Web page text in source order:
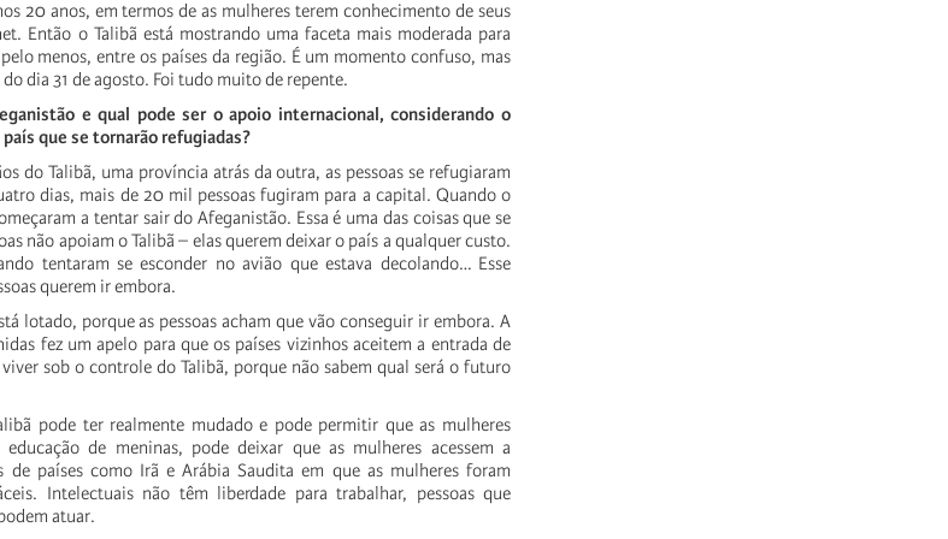
20 anos, em termos de as mulheres terem conhecimento de seus
Então o Talibã está mostrando uma faceta mais moderada para
menos, entre os países da região. É um momento confuso, mas
dia 31 de agosto. Foi tudo muito de repente.
e qual pode ser o apoio internacional, considerando o
que se tornarão refugiadas?
do Talibã, uma província atrás da outra, as pessoas se refugiaram
dias, mais de 20 mil pessoas fugiram para a capital. Quando o
a tentar sair do Afeganistão. Essa é uma das coisas que se
não apoiam o Talibã – elas querem deixar o país a qualquer custo.
tentaram se esconder no avião que estava decolando… Esse
querem ir embora.
lotado, porque as pessoas acham que vão conseguir ir embora. A
fez um apelo para que os países vizinhos aceitem a entrada de
sob o controle do Talibã, porque não sabem qual será o futuro
pode ter realmente mudado e pode permitir que as mulheres
de meninas, pode deixar que as mulheres acessem a
de países como Irã e Arábia Saudita em que as mulheres foram
Intelectuais não têm liberdade para trabalhar, pessoas que
atuar.